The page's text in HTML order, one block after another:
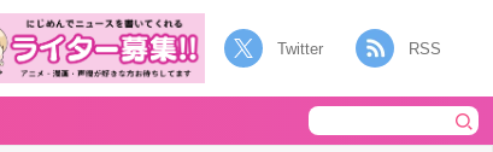
Twitter RSS